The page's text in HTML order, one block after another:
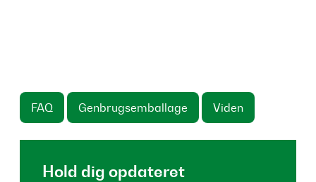
FAQ Genbrugsemballage Viden
Hold dig opdateret